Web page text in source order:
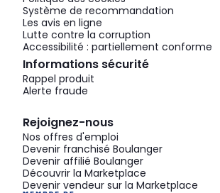
Système de recommandation
Les avis en ligne
Lutte contre la corruption
Accessibilité : partiellement conforme
Informations sécurité
Rappel produit
Alerte fraude
Rejoignez-nous
Nos offres d'emploi
Devenir franchisé Boulanger
Devenir affilié Boulanger
Découvrir la Marketplace
Devenir vendeur sur la Marketplace